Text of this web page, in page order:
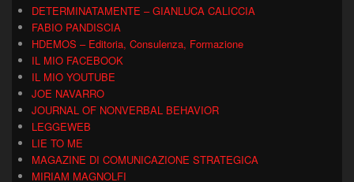
DETERMINATAMENTE – GIANLUCA CALICCIA
FABIO PANDISCIA
HDEMOS – Editoria, Consulenza, Formazione
IL MIO FACEBOOK
IL MIO YOUTUBE
JOE NAVARRO
JOURNAL OF NONVERBAL BEHAVIOR
LEGGEWEB
LIE TO ME
MAGAZINE DI COMUNICAZIONE STRATEGICA
MIRIAM MAGNOLFI